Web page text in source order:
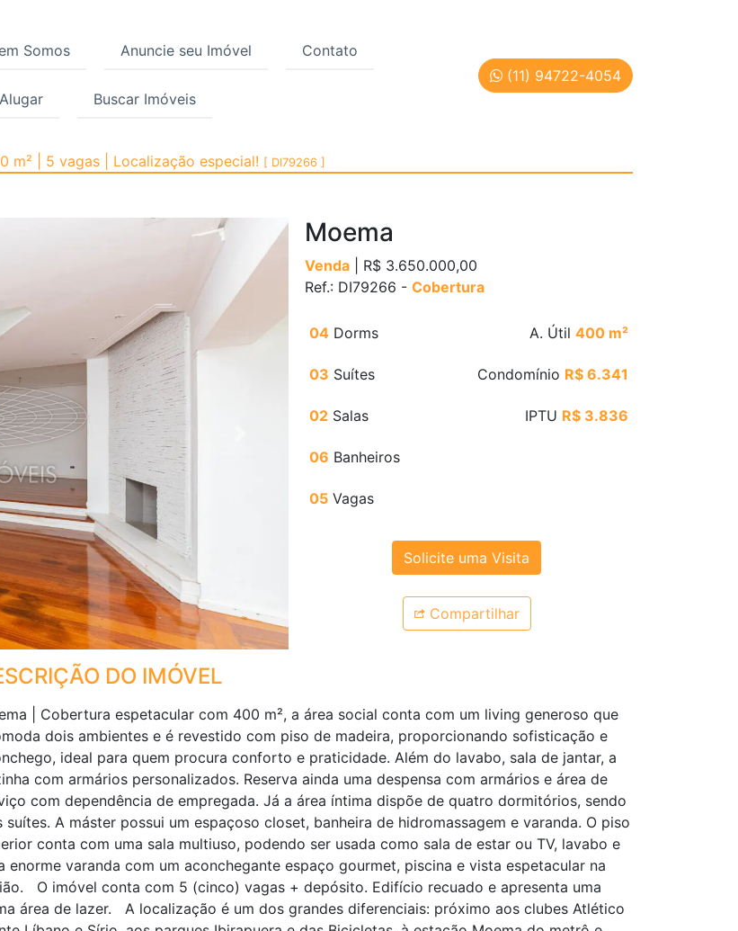
Somos Anuncie seu Imóvel Contato
Alugar Buscar Imóveis
(11) 94722-4054
São Paulo | Cód: DI79266
m² | 5 vagas | Localização especial! [ DI79266 ]
Moema
Venda | R$ 3.650.000,00
Ref.: DI79266 - Cobertura
04 Dorms
03 Suítes
02 Salas
06 Banheiros
05 Vagas
A. Útil 400 m²
Condomínio R$ 6.341
IPTU R$ 3.836
Solicite uma Visita
Compartilhar
DO IMÓVEL
| Cobertura espetacular com 400 m², a área social conta com um living generoso que
dois ambientes e é revestido com piso de madeira, proporcionando sofisticação e
ideal para quem procura conforto e praticidade. Além do lavabo, sala de jantar, a
com armários personalizados. Reserva ainda uma despensa com armários e área de
com dependência de empregada. Já a área íntima dispõe de quatro dormitórios, sendo
suítes. A máster possui um espaçoso closet, banheira de hidromassagem e varanda. O piso
conta com uma sala multiuso, podendo ser usada como sala de estar ou TV, lavabo e
enorme varanda com um aconchegante espaço gourmet, piscina e vista espetacular na
O imóvel conta com 5 (cinco) vagas + depósito. Edifício recuado e apresenta uma
área de lazer. A localização é um dos grandes diferenciais: próximo aos clubes Atlético